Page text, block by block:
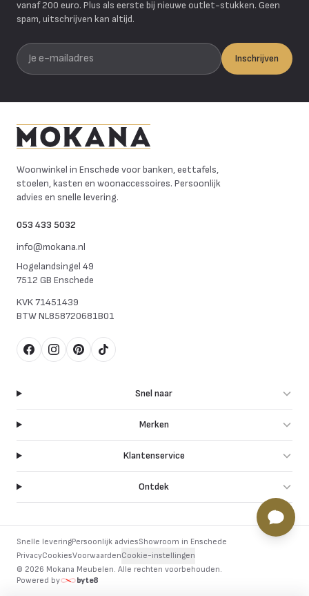
vanaf 200 euro. Plus als eerste bij nieuwe outlet-stukken. Geen
spam, uitschrijven kan altijd.
Je e-mailadres
Inschrijven
Woonwinkel in Enschede voor banken, eettafels,
stoelen, kasten en woonaccessoires. Persoonlijk
advies en snelle levering.
053 433 5032
info@mokana.nl
Hogelandsingel 49
7512 GB Enschede
KVK71451439
BTWNL858720681B01
FacebookInstagram
Pinterest
TikTok
Snel naar
Merken
Klantenservice
Ontdek
Snelle leveringPersoonlijk adviesShowroom in Enschede
PrivacyCookiesVoorwaardenCookie-instellingen
© 2026 Mokana Meubelen. Alle rechten voorbehouden.
Powered by
byte8